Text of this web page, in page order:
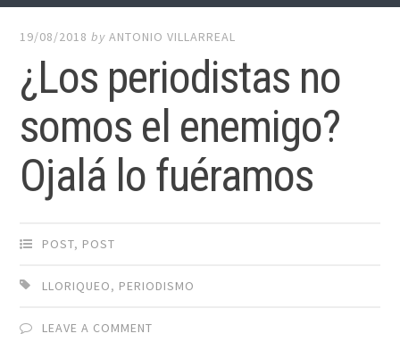
19/08/2018 byANTONIO VILLARREAL
¿Los periodistas no
somos el enemigo?
Ojalá lo fuéramos
POST, POST
LLORIQUEO, PERIODISMO
LEAVE A COMMENT